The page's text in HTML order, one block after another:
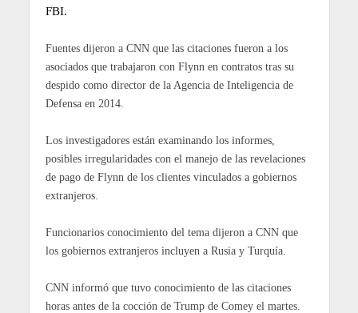
FBI.
Fuentes dijeron a CNN que las citaciones fueron a los
asociados que trabajaron con Flynn en contratos tras su
despido como director de la Agencia de Inteligencia de
Defensa en 2014.
Los investigadores están examinando los informes,
posibles irregularidades con el manejo de las revelaciones
de pago de Flynn de los clientes vinculados a gobiernos
extranjeros.
Funcionarios conocimiento del tema dijeron a CNN que
los gobiernos extranjeros incluyen a Rusia y Turquía.
CNN informó que tuvo conocimiento de las citaciones
horas antes de la cocción de Trump de Comey el martes.